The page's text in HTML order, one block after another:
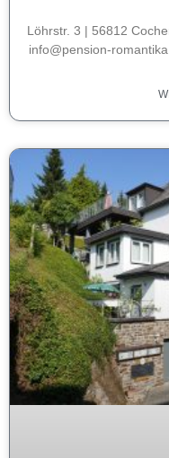
Löhrstr. 3 | 56812
info@pension-